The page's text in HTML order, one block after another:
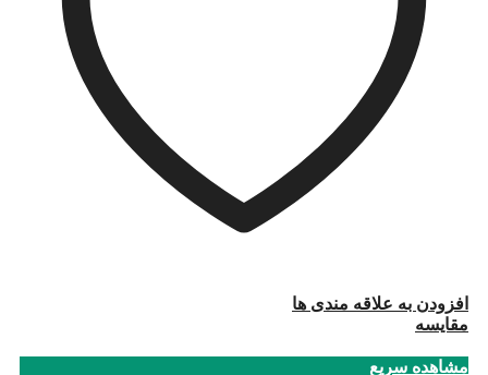
افزودن به علاقه مندی ها
مقایسه
مشاهده سریع